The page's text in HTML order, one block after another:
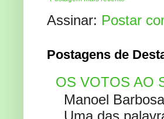
Assinar: Postar
Postagens de
OS VOTOS AO
Manoel